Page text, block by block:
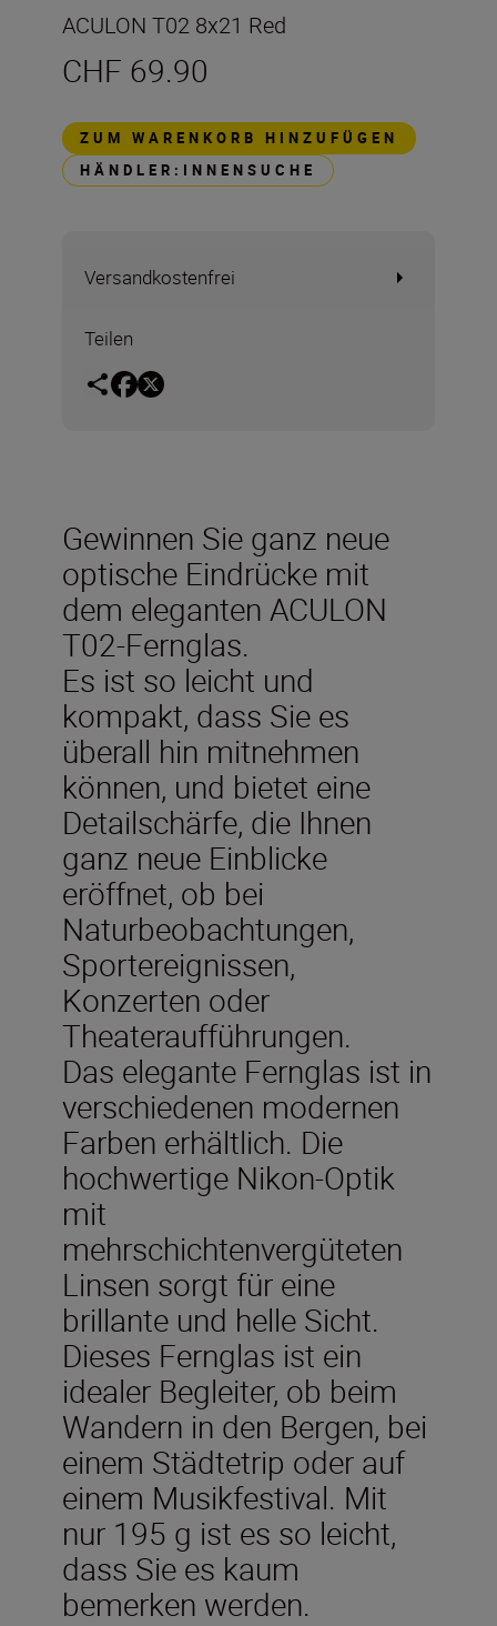
ACULON T02 8x21 Red
CHF 69.90
ZUM WARENKORB HINZUFÜGEN
HÄNDLER:INNENSUCHE
Versandkostenfrei
Teilen
Gewinnen Sie ganz neue
optische Eindrücke mit
dem eleganten ACULON
T02-Fernglas.
Es ist so leicht und
kompakt, dass Sie es
überall hin mitnehmen
können, und bietet eine
Detailschärfe, die Ihnen
ganz neue Einblicke
eröffnet, ob bei
Naturbeobachtungen,
Sportereignissen,
Konzerten oder
Theateraufführungen.
Das elegante Fernglas ist in
verschiedenen modernen
Farben erhältlich. Die
hochwertige Nikon-Optik
mit
mehrschichtenvergüteten
Linsen sorgt für eine
brillante und helle Sicht.
Dieses Fernglas ist ein
idealer Begleiter, ob beim
Wandern in den Bergen, bei
einem Städtetrip oder auf
einem Musikfestival. Mit
nur 195 g ist es so leicht,
dass Sie es kaum
bemerken werden.